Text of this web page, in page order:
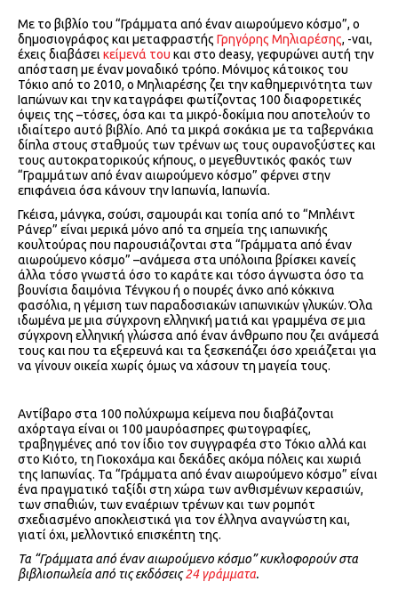
Με το βιβλίο του “Γράμματα από έναν αιωρούμενο κόσμο”, ο
δημοσιογράφος και μεταφραστής Γρηγόρης Μηλιαρέσης, -ναι,
έχεις διαβάσει κείμενά του και στο deasy, γεφυρώνει αυτή την
απόσταση με έναν μοναδικό τρόπο. Μόνιμος κάτοικος του
Τόκιο από το 2010, ο Μηλιαρέσης ζει την καθημερινότητα των
Ιαπώνων και την καταγράφει φωτίζοντας 100 διαφορετικές
όψεις της –τόσες, όσα και τα μικρό-δοκίμια που αποτελούν το
ιδιαίτερο αυτό βιβλίο. Από τα μικρά σοκάκια με τα ταβερνάκια
δίπλα στους σταθμούς των τρένων ως τους ουρανοξύστες και
τους αυτοκρατορικούς κήπους, ο μεγεθυντικός φακός των
“Γραμμάτων από έναν αιωρούμενο κόσμο” φέρνει στην
επιφάνεια όσα κάνουν την Ιαπωνία, Ιαπωνία.
Γκέισα, μάνγκα, σούσι, σαμουράι και τοπία από το “Μπλέιντ
Ράνερ” είναι μερικά μόνο από τα σημεία της ιαπωνικής
κουλτούρας που παρουσιάζονται στα “Γράμματα από έναν
αιωρούμενο κόσμο” –ανάμεσα στα υπόλοιπα βρίσκει κανείς
άλλα τόσο γνωστά όσο το καράτε και τόσο άγνωστα όσο τα
βουνίσια δαιμόνια Τένγκου ή ο πουρές άνκο από κόκκινα
φασόλια, η γέμιση των παραδοσιακών ιαπωνικών γλυκών. Όλα
ιδωμένα με μια σύγχρονη ελληνική ματιά και γραμμένα σε μια
σύγχρονη ελληνική γλώσσα από έναν άνθρωπο που ζει ανάμεσά
τους και που τα εξερευνά και τα ξεσκεπάζει όσο χρειάζεται για
να γίνουν οικεία χωρίς όμως να χάσουν τη μαγεία τους.
Αντίβαρο στα 100 πολύχρωμα κείμενα που διαβάζονται
αχόρταγα είναι οι 100 μαυρόασπρες φωτογραφίες,
τραβηγμένες από τον ίδιο τον συγγραφέα στο Τόκιο αλλά και
στο Κιότο, τη Γιοκοχάμα και δεκάδες ακόμα πόλεις και χωριά
της Ιαπωνίας. Τα “Γράμματα από έναν αιωρούμενο κόσμο” είναι
ένα πραγματικό ταξίδι στη χώρα των ανθισμένων κερασιών,
των σπαθιών, των εναέριων τρένων και των ρομπότ
σχεδιασμένο αποκλειστικά για τον έλληνα αναγνώστη και,
γιατί όχι, μελλοντικό επισκέπτη της.
Τα “Γράμματα από έναν αιωρούμενο κόσμο” κυκλοφορούν στα
βιβλιοπωλεία από τις εκδόσεις24 γράμματα.